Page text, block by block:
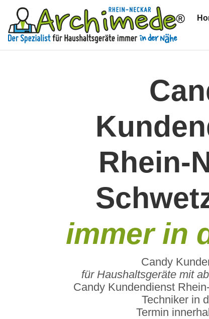
Rhein-
immer in
Candy
für Haushaltsgeräte mit
Candy Kundendienst
Techniker in
Termin